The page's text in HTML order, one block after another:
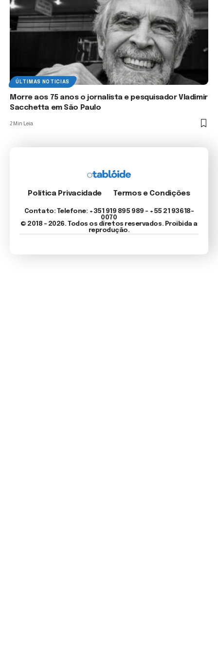
ÚLTIMAS NOTICIAS
Morre aos 75 anos o jornalista e pesquisador Vladimir
Sacchetta em São Paulo
2 Min Leia
Política Privacidade Termos e Condições
Contato: Telefone: +351 919 895 989 – +55 21 93618-
0070
© 2018 - 2026. Todos os diretos reservados. Proibida a
reprodução.